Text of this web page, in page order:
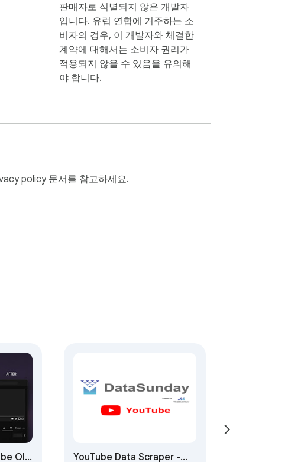
판매자로 식별되지 않은 개발자
입니다. 유럽 연합에 거주하는 소
비자의 경우, 이 개발자와 체결한
계약에 대해서는 소비자 권리가
적용되지 않을 수 있음을 유의해
야 합니다.
policy문서를 참고하세요.
Old YouTube Data Scraper -